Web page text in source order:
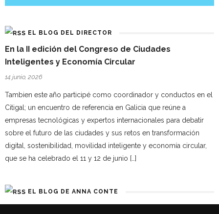
EL BLOG DEL DIRECTOR
En la II edición del Congreso de Ciudades
Inteligentes y Economía Circular
14 junio, 2026
Tambien este año participé como coordinador y conductos en el
Citigal; un encuentro de referencia en Galicia que reúne a
empresas tecnológicas y expertos internacionales para debatir
sobre el futuro de las ciudades y sus retos en transformación
digital, sostenibilidad, movilidad inteligente y economía circular,
que se ha celebrado el 11 y 12 de junio […]
EL BLOG DE ANNA CONTE